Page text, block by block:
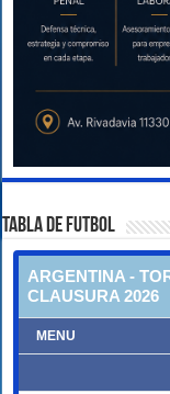
TABLA DE FUTBOL